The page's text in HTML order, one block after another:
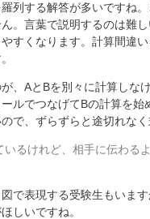
列する解答が多いですね
。言葉で説明するのは難
すくなります。計算間違
、AとBを別々に計算しな
ルでつなげてBの計算を
で、ずらずらと途切れなく
いるけれど、相手に伝わる
で表現する受験生もいま
しいですね。